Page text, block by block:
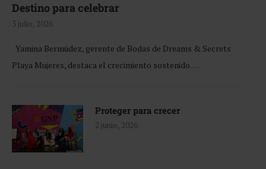
Destino para celebrar
3 julio, 2026
Yamina Bermúdez, gerente de Bodas de Dreams & Secrets
Playa Mujeres, destaca el crecimiento sostenido …
Proteger para crecer
2 junio, 2026